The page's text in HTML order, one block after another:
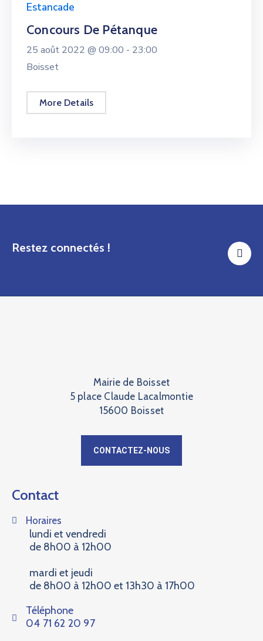
Estancade
Concours De Pétanque
25 août 2022 @ 09:00 - 23:00
Boisset
More Details
Restez connectés !
Mairie de Boisset
5 place Claude Lacalmontie
15600 Boisset
CONTACTEZ-NOUS
Contact
Horaires
lundi et vendredi
de 8h00 à 12h00
mardi et jeudi
de 8h00 à 12h00 et 13h30 à 17h00
Téléphone
04 71 62 20 97